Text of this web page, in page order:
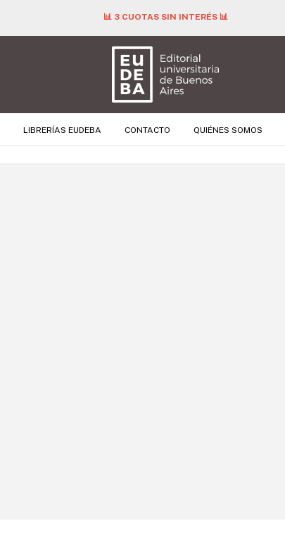
📊 3 CUOTAS SIN INTERÉS 📊
LIBRERÍAS EUDEBA CONTACTO QUIÉNES SOMOS